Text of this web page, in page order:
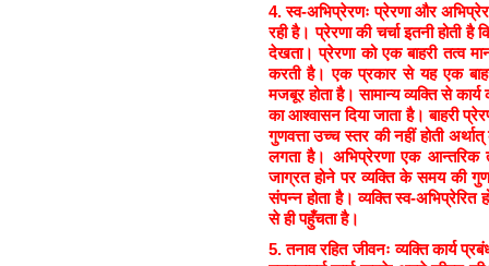
4. स्व-अभिप्रेरणः प्रेरणा और
रही है। प्रेरणा की चर्चा इतनी होती
देखता। प्रेरणा को एक बाहरी तत्व
करती है। एक प्रकार से यह एक
मजबूर होता है। सामान्य व्यक्ति से
का आश्वासन दिया जाता है। बाहरी
गुणवत्ता उच्च स्तर की नहीं होती
लगता है। अभिप्रेरणा एक आन्तरिक
जाग्रत होने पर व्यक्ति के समय की
संपन्न होता है। व्यक्ति स्व-अभिप्रेरित
से ही पहुँचता है।
5. तनाव रहित जीवनः व्यक्ति कार्य